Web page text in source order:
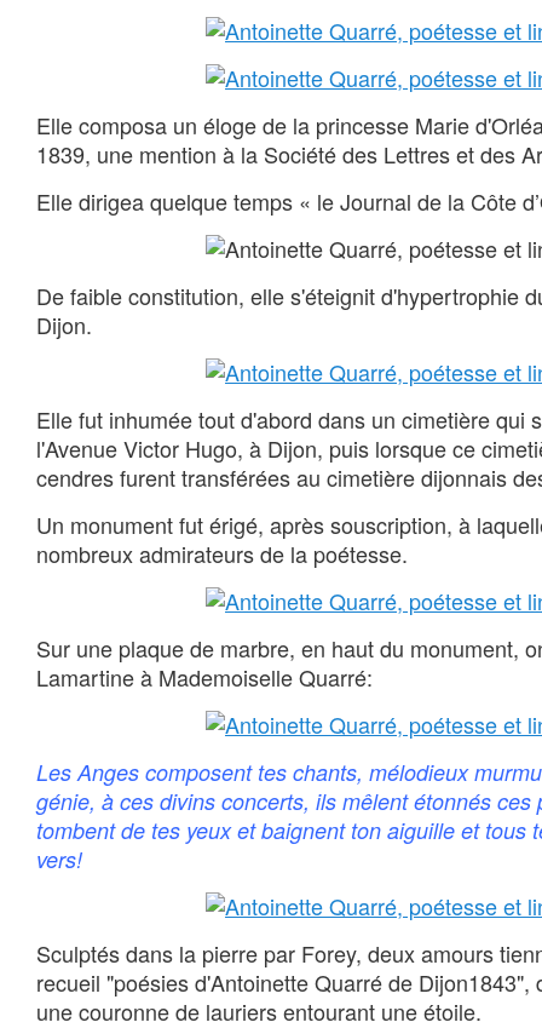
Elle composa un éloge de la princesse Marie
1839, une mention à la Société des Lettres et des
Elle dirigea quelque temps « le Journal de la Côte
De faible constitution, elle s'éteignit d'hypertrophie
Dijon.
Elle fut inhumée tout d'abord dans un cimetière qui
l'Avenue Victor Hugo, à Dijon, puis lorsque ce
cendres furent transférées au cimetière dijonnais
Un monument fut érigé, après souscription, à
nombreux admirateurs de la poétesse.
Sur une plaque de marbre, en haut du monument,
Lamartine à Mademoiselle Quarré:
Les Anges composent tes chants, mélodieux
génie, à ces divins concerts, ils mêlent étonnés ces
tombent de tes yeux et baignent ton aiguille et tous
vers!
Sculptés dans la pierre par Forey, deux amours
recueil "poésies d'Antoinette Quarré de Dijon1843",
une couronne de lauriers entourant une étoile.